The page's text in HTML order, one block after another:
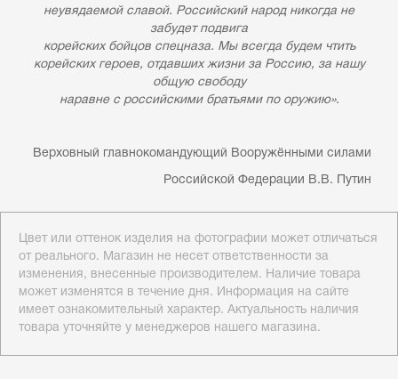
неувядаемой славой. Российский народ никогда не
забудет подвига
корейских бойцов спецназа. Мы всегда будем чтить
корейских героев, отдавших жизни за Россию, за нашу
общую свободу
наравне с российскими братьями по оружию».
Верховный главнокомандующий Вооружёнными силами
Российской Федерации В.В. Путин
Цвет или оттенок изделия на фотографии может отличаться
от реального. Магазин не несет ответственности за
изменения, внесенные производителем. Наличие товара
может изменятся в течение дня. Информация на сайте
имеет ознакомительный характер. Актуальность наличия
товара уточняйте у менеджеров нашего магазина.